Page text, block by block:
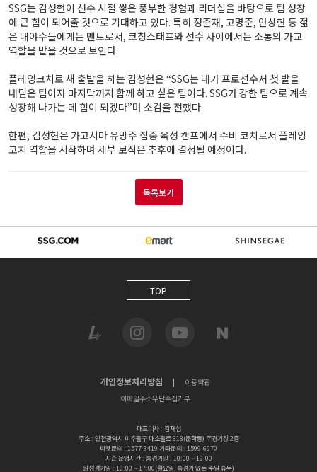
SSG는 김성현이 선수 시절 쌓은 풍부한 경험과 리더십을 바탕으로 팀 성장
에 큰 힘이 되어줄 것으로 기대하고 있다. 특히 정준재, 고명준, 안상현 등 젊
은 내야수들에게는 멘토로서, 코칭스태프와 선수 사이에서는 소통의 가교
역할을 맡을 것으로 보인다.
플레잉코치로 새 출발을 하는 김성현은 “SSG는 내가 프로선수서 첫 발을
내딛은 팀이자 마지막까지 함께 하고 싶은 팀이다. SSG가 강한 팀으로 계속
성장해 나가는 데 힘이 되겠다”며 소감을 전했다.
한편, 김성현은 가고시마 유망주 집중 육성 캠프에서 수비 코치로서 플레잉
코치 역할을 시작하며 세부 보직은 추후에 결정될 예정이다.
목록보기
TOP
개인정보처리방침 |
이용약관
이메일주소무단수집거부
대표이사 : 김재섭
주소 : 인천광역시 미추홀구 매소홀로 618(문학동) 주경기장 2층
티켓문의 : 1577-3419 기타문의 : 1599-6970
시즌 운영시간 : 홈경기일 : 10:00 ~ 19:00
원정경기일 : 10:00 ~ 17:00(월요일, 홈경기 없는 주말 휴무)